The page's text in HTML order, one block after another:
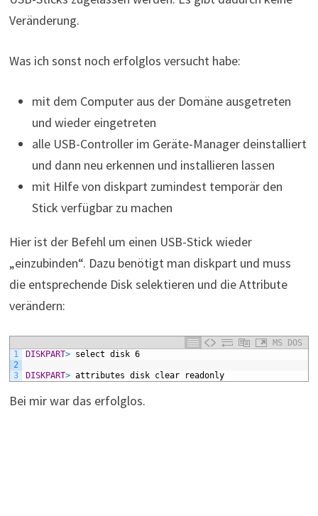
Veränderung.
Was ich sonst noch erfolglos versucht habe:
mit dem Computer aus der Domäne ausgetreten
und wieder eingetreten
alle USB-Controller im Geräte-Manager deinstalliert
und dann neu erkennen und installieren lassen
mit Hilfe von diskpart zumindest temporär den
Stick verfügbar zu machen
Hier ist der Befehl um einen USB-Stick wieder
„einzubinden“. Dazu benötigt man diskpart und muss
die entsprechende Disk selektieren und die Attribute
verändern:
MS DOS
1
2
3
DISKPART> select disk 6
DISKPART> attributes disk clear readonly
Bei mir war das erfolglos.